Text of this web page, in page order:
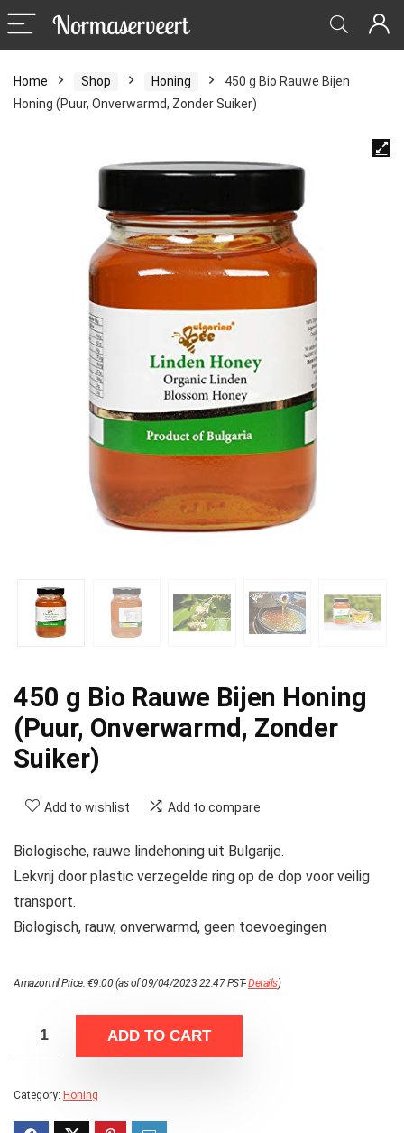
Home Shop Honing
450 g Bio Rauwe Bijen
Honing (Puur, Onverwarmd, Zonder Suiker)
450 g Bio Rauwe Bijen Honing
(Puur, Onverwarmd, Zonder
Suiker)
Add to wishlist Add to compare
Biologische, rauwe lindehoning uit Bulgarije.
Lekvrij door plastic verzegelde ring op de dop voor veilig
transport.
Biologisch, rauw, onverwarmd, geen toevoegingen
Amazon.nl Price:€9.00(as of 09/04/2023 22:47 PST-Details)
ADD TO CART
Category: Honing